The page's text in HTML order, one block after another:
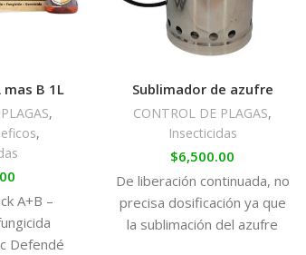
a las
Espectro de
Trichoderma
de plantas,
acción
Rhizoctonia
sp.
B 1L
,
,
A+B –
Defendé
Sublimador de azufre
CONTROL DE PLAGAS,
Insecticidas
$6,500.00
De liberación continuada, no
precisa dosificación ya que
la sublimación del azufre